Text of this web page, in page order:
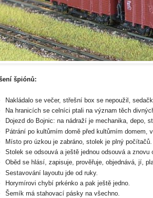
špiónů:
Nakládalo se večer, střešní box se nepoužil,
Na hranicích se celníci ptali na význam těch
Dojezd do Bojnic: na nádraží je mechanika, depo,
Pátrání po kultůrním domě před kultůrním domem,
Místo pro úzkou je zabráno, stolek je plný počítačů.
Stolek se odsouvá a ještě jednou odsouvá a
Oběd se hlásí, zapisuje, prověřuje, objednává, jí,
Sestavování layoutu jde od ruky.
Horymírovi chybí prkénko a pak ještě jedno.
Šemík má stahovací pásky na všechno.